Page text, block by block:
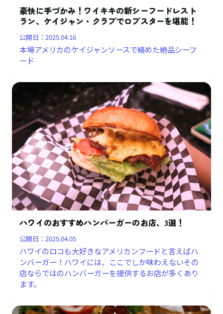
豪快に手づかみ！ワイキキの新シーフードレスト
ラン、ケイジャン・クラブでロブスターを堪能！
公開日：2025.04.16
本場アメリカのケイジャンソースで絡めた絶品シーフ
ード
ハワイのおすすめハンバーガーのお店、3選！
公開日：2025.04.05
ハワイのロコも大好きなアメリカンフードと言えばハ
ンバーガー！ハワイには、ここでしか味わえないその
店ならではのハンバーガーを提供するお店が多くあり
ます。